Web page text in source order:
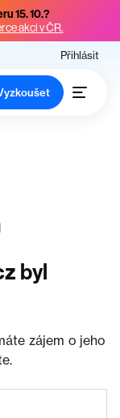
15. 10.?
akci v ČR.
Přihlásit
byl
zájem o jeho